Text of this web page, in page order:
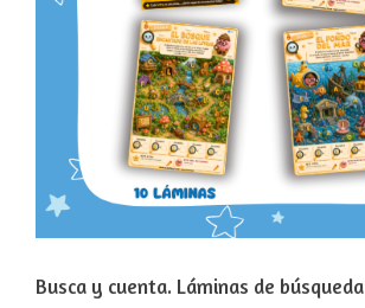
Busca y cuenta. Láminas de búsqueda